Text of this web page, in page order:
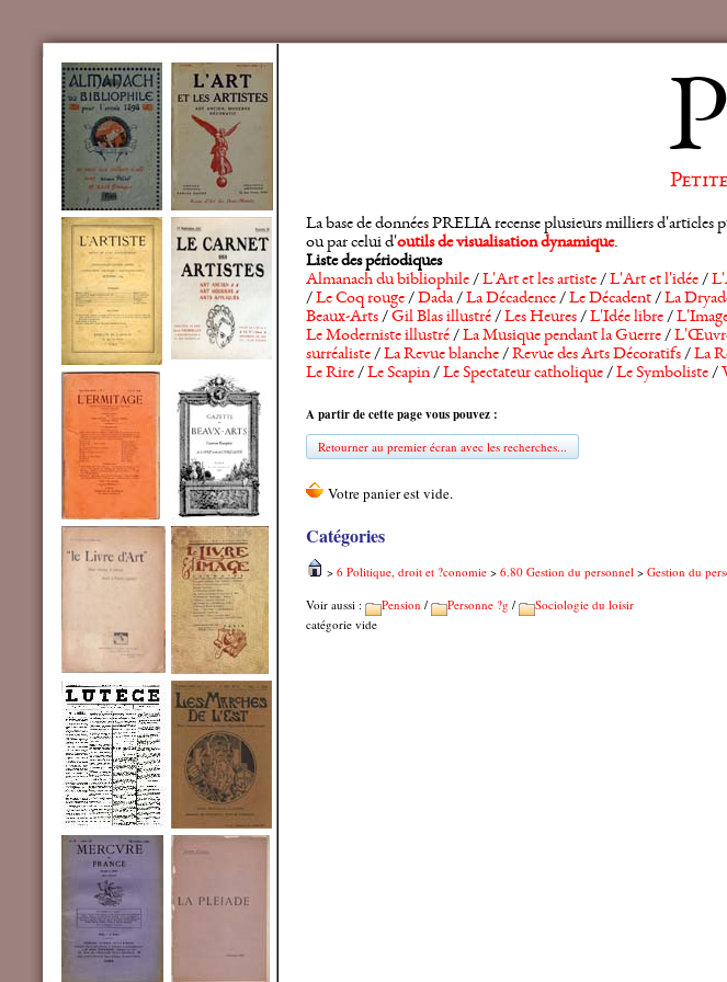
La base de données PRELIA recense plusieurs milliers d'articles
ou par celui d'outils de visualisation dynamique.
Liste des périodiques
Almanach du bibliophile/L'Art et les artiste/L'Art et l'idée/
/Le Coq rouge/Dada/La Décadence/Le Décadent/La
Beaux-Arts/Gil Blas illustré/Les Heures/L'Idée libre/
Le Moderniste illustré/La Musique pendant la Guerre/
surréaliste/La Revue blanche/Revue des Arts Décoratifs/La
Le Rire/Le Scapin/Le Spectateur catholique/Le Symboliste/
A partir de cette page vous pouvez :
Retourner au premier écran avec les recherches...
Catégories
> 6 Politique, droit et ?conomie > 6.80 Gestion du personnel > Gestion du
Voir aussi :
Pension / Personne ?g /
Sociologie du loisir
catégorie vide